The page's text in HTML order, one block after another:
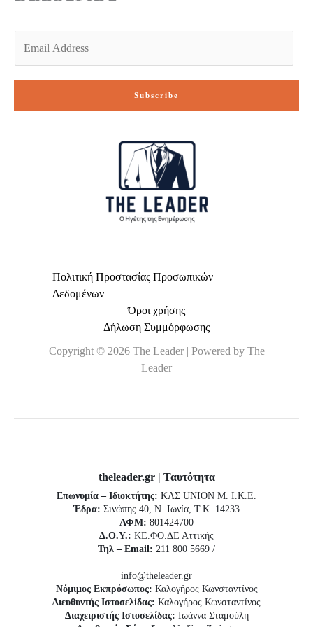
Subscribe
Πολιτική Προστασίας Προσωπικών
Δεδομένων
Όροι χρήσης
Δήλωση Συμμόρφωσης
Copyright © 2026 The Leader | Powered by The
Leader
theleader.gr | Ταυτότητα
Επωνυμία – Ιδιοκτήτης: ΚΛΣ UNION Μ. Ι.Κ.Ε.
Έδρα: Σινώπης 40, Ν. Ιωνία, Τ.Κ. 14233
ΑΦΜ: 801424700
Δ.Ο.Υ.: ΚΕ.ΦΟ.ΔΕ Αττικής
Τηλ – Email: 211 800 5669 /
info@theleader.gr
Νόμιμος Εκπρόσωπος: Καλογήρος Κωνσταντίνος
Διευθυντής Ιστοσελίδας: Καλογήρος Κωνσταντίνος
Διαχειριστής Ιστοσελίδας: Ιωάννα Σταμούλη